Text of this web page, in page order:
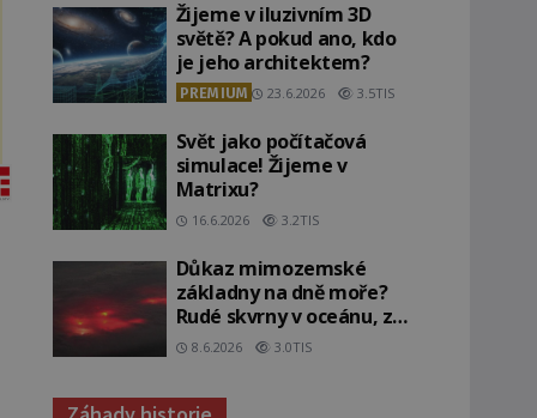
Žijeme v iluzivním 3D
světě? A pokud ano, kdo
je jeho architektem?
PREMIUM 23.6.2026 3.5TIS
Svět jako počítačová
simulace! Žijeme v
Matrixu?
16.6.2026 3.2TIS
Důkaz mimozemské
základny na dně moře?
Rudé skvrny v oceánu, ze
kterých srší blesky!
8.6.2026 3.0TIS